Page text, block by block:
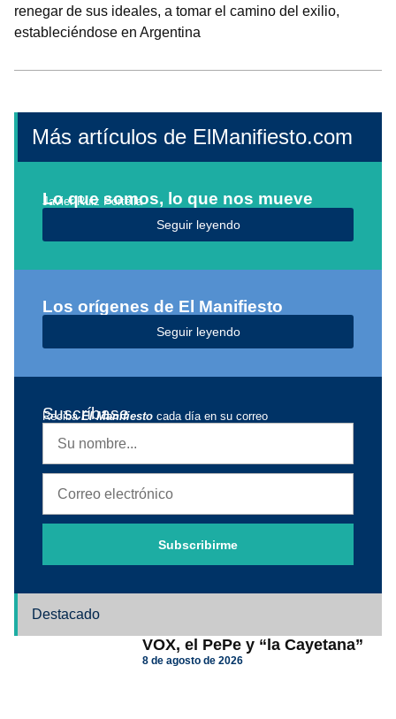
renegar de sus ideales, a tomar el camino del exilio,
estableciéndose en Argentina
Más artículos de ElManifiesto.com
Lo que somos, lo que nos mueve
Javier Ruiz Portella
Seguir leyendo
Los orígenes de El Manifiesto
Seguir leyendo
Suscríbase
RecibaEl Manifiesto cada día en su correo
Subscribirme
Destacado
VOX, el PePe y “la Cayetana”
8 de agosto de 2026